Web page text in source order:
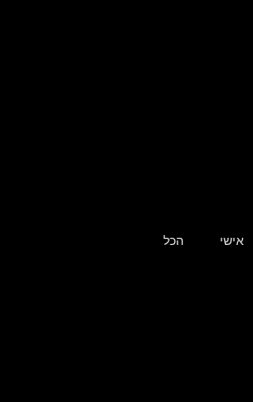
הכל אישי